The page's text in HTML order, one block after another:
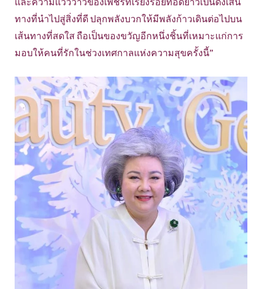
ทางที่นำไปสู่สิ่งที่ดี ปลุกพลังบวกให้มีพลังก้าวเดินต่อไปบน
เส้นทางที่สดใส ถือเป็นของขวัญอีกหนึ่งชิ้นที่เหมาะแก่การ
มอบให้คนที่รักในช่วงเทศกาลแห่งความสุขครั้งนี้”